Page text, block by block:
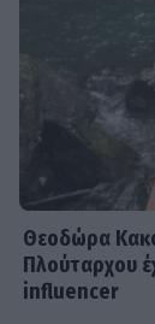
Θεοδώρα
Πλούταρχου
influencer